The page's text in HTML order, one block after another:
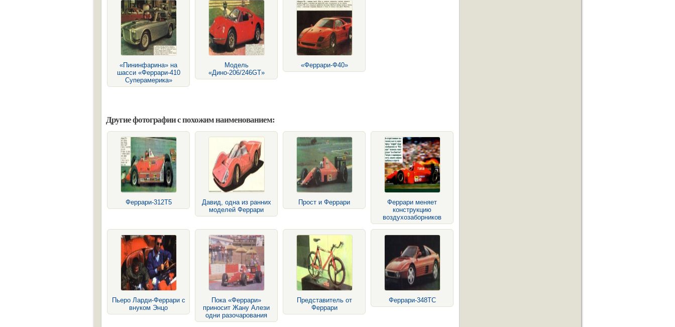
«Пининфарина» на
шасси «Феррари-410
Суперамерика»
Модель
«Дино-206/246GT»
«Феррари-Ф40»
Другие фотографии с похожим наименованием:
Феррари-312Т5
Давид, одна из ранних
моделей Феррари
Прост и Феррари
Феррари меняет
конструкцию
воздухозаборников
Пьеро Ларди-Феррари с
внуком Энцо
Пока «Феррари»
приносит Жану Алези
одни разочарования
Представитель от
Феррари
Феррари-348ТС